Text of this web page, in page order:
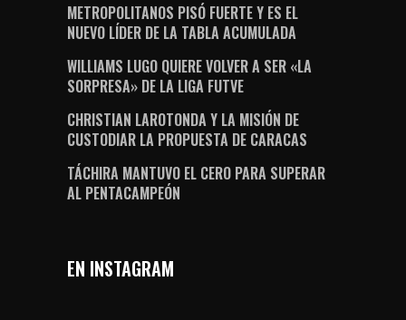
METROPOLITANOS PISÓ FUERTE Y ES EL
NUEVO LÍDER DE LA TABLA ACUMULADA
WILLIAMS LUGO QUIERE VOLVER A SER «LA
SORPRESA» DE LA LIGA FUTVE
CHRISTIAN LAROTONDA Y LA MISIÓN DE
CUSTODIAR LA PROPUESTA DE CARACAS
TÁCHIRA MANTUVO EL CERO PARA SUPERAR
AL PENTACAMPEÓN
EN INSTAGRAM